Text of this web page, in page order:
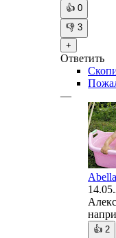
👍 0
👎 3
+
Ответить
—
👍 2